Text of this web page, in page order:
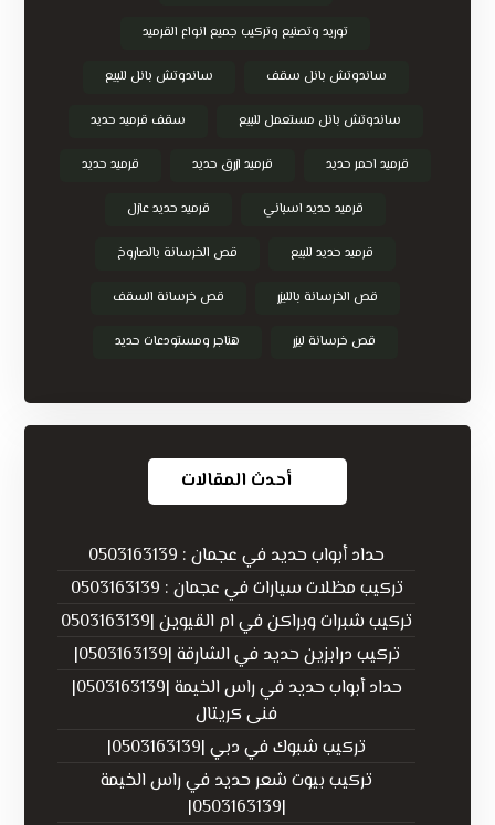
توريد وتصنيع وتركيب جميع انواع القرميد
ساندوتش بانل سقف ساندوتش بانل للبيع
ساندوتش بانل مستعمل للبيع سقف قرميد حديد
قرميد احمر حديد قرميد ازرق حديد قرميد حديد
قرميد حديد اسباني قرميد حديد عازل
قرميد حديد للبيع قص الخرسانة بالصاروخ
قص الخرسانة بالليزر قص خرسانة السقف
قص خرسانة ليزر هناجر ومستودعات حديد
أحدث المقالات
حداد أبواب حديد في عجمان : 0503163139
تركيب مظلات سيارات في عجمان : 0503163139
تركيب شبرات وبراكن في ام القيوين |0503163139
تركيب درابزين حديد في الشارقة |0503163139|
حداد أبواب حديد في راس الخيمة |0503163139|
فنى كريتال
تركيب شبوك في دبي |0503163139|
تركيب بيوت شعر حديد في راس الخيمة
|0503163139|